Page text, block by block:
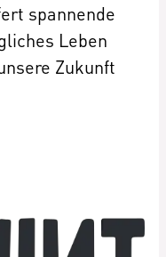
spannende
Leben
Zukunft